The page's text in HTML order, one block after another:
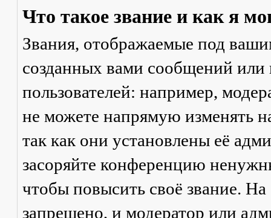
Что такое звание и как я
Звания, отображаемые под
созданных вами сообщений
пользователей: например,
не можете напрямую изменять
так как они установлены её
засоряйте конференцию
чтобы повысить своё звание.
запрещено, и модератор или